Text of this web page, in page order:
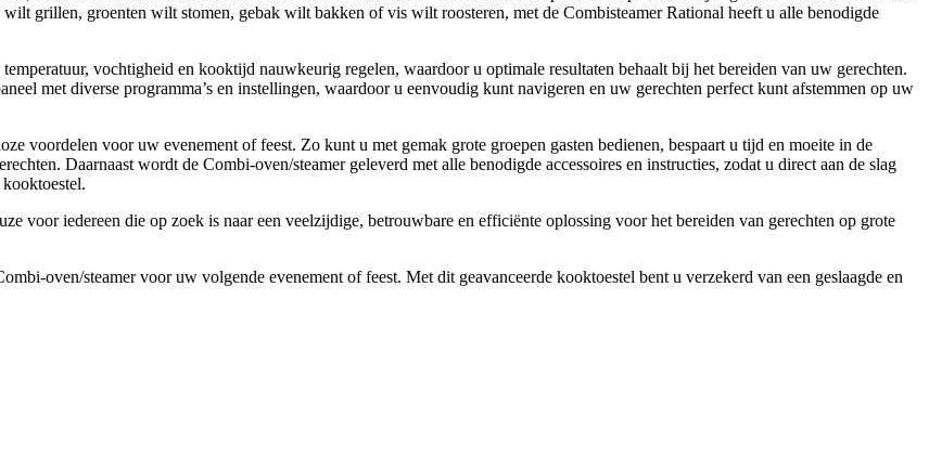
grillen, groenten wilt stomen, gebak wilt bakken of vis wilt roosteren, met de Combisteamer Rational heeft u alle benodigde
vochtigheid en kooktijd nauwkeurig regelen, waardoor u optimale resultaten behaalt bij het bereiden van uw gerechten.
met diverse programma’s en instellingen, waardoor u eenvoudig kunt navigeren en uw gerechten perfect kunt afstemmen op uw
voordelen voor uw evenement of feest. Zo kunt u met gemak grote groepen gasten bedienen, bespaart u tijd en moeite in de
Daarnaast wordt de Combi-oven/steamer geleverd met alle benodigde accessoires en instructies, zodat u direct aan de slag
voor iedereen die op zoek is naar een veelzijdige, betrouwbare en efficiënte oplossing voor het bereiden van gerechten op grote
oven/steamer voor uw volgende evenement of feest. Met dit geavanceerde kooktoestel bent u verzekerd van een geslaagde en